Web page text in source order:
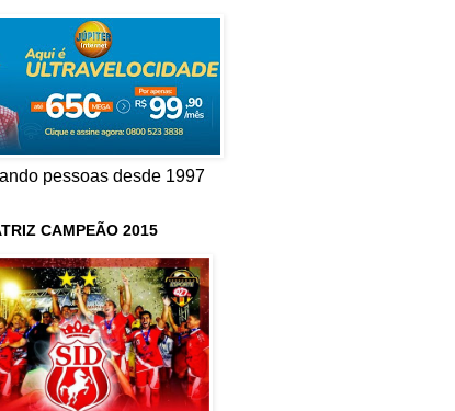
pessoas desde 1997
CAMPEÃO 2015